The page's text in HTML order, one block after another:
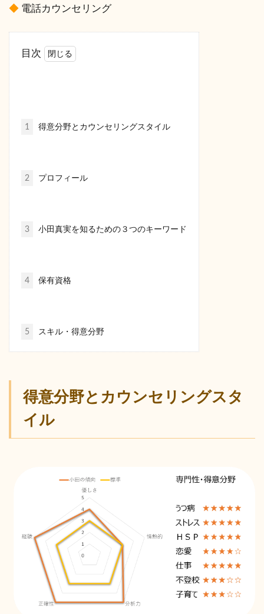
◆ 電話カウンセリング
目次
1 得意分野とカウンセリングスタイル
2 プロフィール
3 小田真実を知るための３つのキーワード
4 保有資格
5 スキル・得意分野
得意分野とカウンセリングスタ
イル